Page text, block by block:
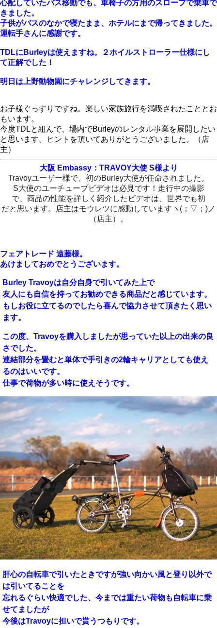
心配していたバス移動でも、 車椅子の方用のスロープで乗車で
きました。
子供がバスのなかで寝たまま、ホテルにまで帰ってきました。
運転手さんに感謝です。
TDLにBurleyは使えますね。２ホイルストローラー仕様にし
て正解でした！
明日は上野動物園にチャレンジしてきます。
お子様ぐっすりですね。楽しい家族旅行を満喫されたこととお
もいます。
今度TDLと組んで、場内でBurleyのレンタル事業を展開したい
と思います。ヒントを頂いてありがとうございました。（店
主）
大阪 Embassy：TRAVOY大使 S様より
Travoyユーザー様で、初のBurley大使が任命されました。
S大使のユーチューブビデオは必見です！走行中の撮影
で、商品の性能を詳しく紹介したビデオは、世界でも初
だと思います。店主はモウレツに感動していますヽ(；▽；)ノ
（店主）。
フェアトレード 遠藤様。
あけましておめでとうございます。
Burley Travoyは自分自身で引いてみた上で
友人にも自信を持ってお勧めできる商品だと感じています。
もしお役に立てるのでしたら喜んで協力させて頂きたく思い
ます。
この度、Travoyを購入しましたが思っていた以上の出来の良
さでした。
連結部分を畳むと単体で手引きの2輪キャリアとしても使え
るのはいいです。
仕事で荷物が多い時に使えそうです。
肝心の自転車で引いたときですが強い向かい風と登り以外で
は引いてることを
忘れるぐらい快適でした、今までは重たい荷物も自転車に乗
せてましたが
今後はTravoyに担いで貰うつもりです。